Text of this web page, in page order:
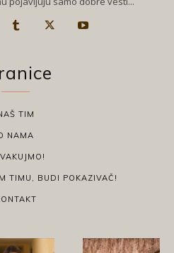
TIM
NAMA
TIMU, BUDI POKAZIVAČ!